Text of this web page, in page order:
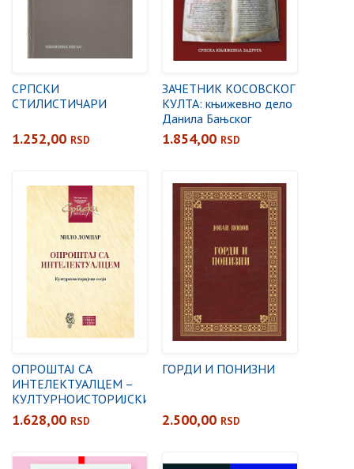
СРПСКИ
СТИЛИСТИЧАРИ
1.252,00 RSD
ЗАЧЕТНИК КОСОВСКОГ
КУЛТА: књижевно дело
Данила Бањског
1.854,00 RSD
ОПРОШТАЈ СА
ИНТЕЛЕКТУАЛЦЕМ –
КУЛТУРНОИСТОРИЈСКИ
ЕСЕЈИ
1.628,00 RSD
ГОРДИ И ПОНИЗНИ
2.500,00 RSD